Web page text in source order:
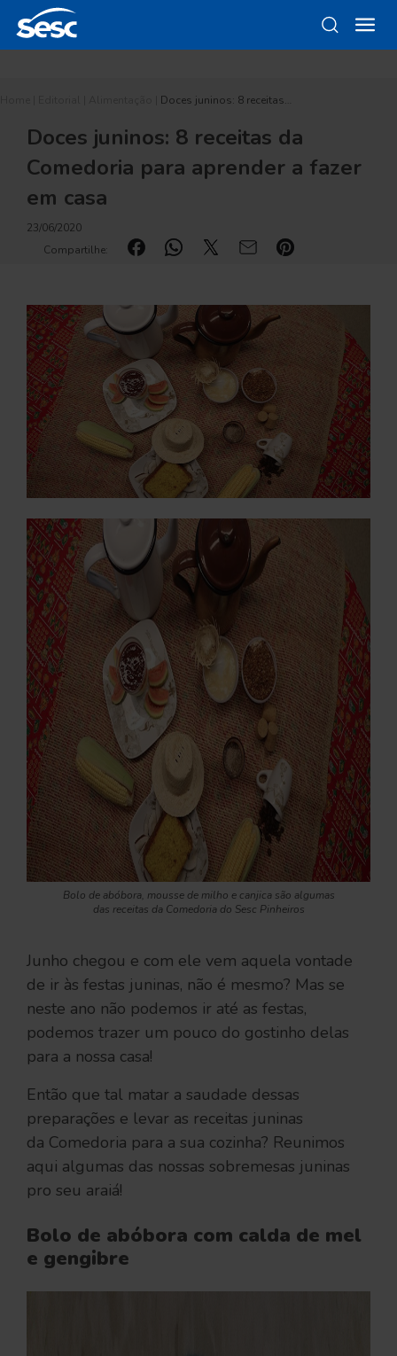
Doces juninos: 8 receitas…
Doces juninos: 8 receitas da
Comedoria para aprender a fazer
em casa
23/06/2020
Compartilhe:
Bolo de abóbora, mousse de milho e canjica são algumas
das receitas da Comedoria do Sesc Pinheiros
Junho chegou e com ele vem aquela vontade
de ir às festas juninas, não é mesmo? Mas se
neste ano não podemos ir até as festas,
podemos trazer um pouco do gostinho delas
para a nossa casa!
Então que tal matar a saudade dessas
preparações e levar as receitas juninas
da Comedoria para a sua cozinha? Reunimos
aqui algumas das nossas sobremesas juninas
pro seu araiá!
Bolo de abóbora com calda de mel
e gengibre